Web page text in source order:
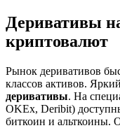
Деривативы
криптовалют
Рынок деривативов
классов активов.
деривативы. На
OKEx, Deribit)
биткоин и альткоины.